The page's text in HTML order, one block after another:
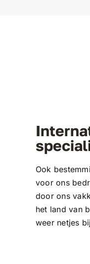
Ook
voor ons
door ons
het land van
weer netjes